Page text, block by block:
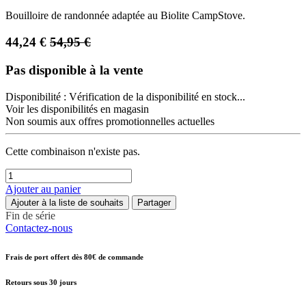
Bouilloire de randonnée adaptée au Biolite CampStove.
44,24 € 54,95€
Pas disponible à la vente
Disponibilité : Vérification de la disponibilité en stock...
Voir les disponibilités en magasin
Non soumis aux offres promotionnelles actuelles
Cette combinaison n'existe pas.
Ajouter au panier
Ajouter à la liste de souhaits Partager
Fin de série
Contactez-nous
Frais de port offert dès 80€ de commande
Retours sous 30 jours